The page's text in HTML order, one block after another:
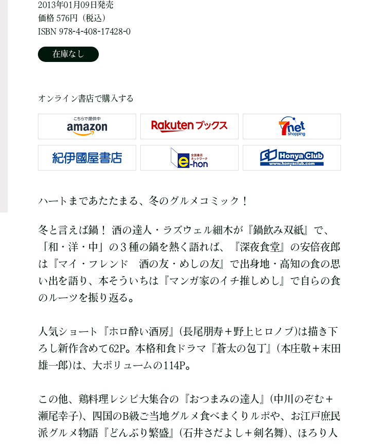
2013年01月09日発売
価格 576円（税込）
ISBN 978-4-408-17428-0
在庫なし
オンライン書店で購入する
ハートまであたたまる、冬のグルメコミック！
冬と言えば鍋！ 酒の達人・ラズウェル細木が『鍋飲み双紙』で、
「和・洋・中」の３種の鍋を熱く語れば、『深夜食堂』の安倍夜郎
は『マイ・フレンド 酒の友・めしの友』で出身地・高知の食の思
い出を語り、本そういちは『マンガ家のイチ推しめし』で自らの食
のルーツを振り返る。
人気ショート『ホロ酔い酒房』(長尾朋寿＋野上ヒロノブ)は描き下
ろし新作含めて62P。本格和食ドラマ『蒼太の包丁』(本庄敬＋末田
雄一郎)は、大ボリュームの114P。
この他、鶏料理レシピ大集合の『おつまみの達人』(中川のぞむ＋
瀬尾幸子)、四国のB級ご当地グルメ食べまくりルポや、お江戸庶民
派グルメ物語『どんぶり繁盛』(石井さだよし＋剣名舞)、ほろり人